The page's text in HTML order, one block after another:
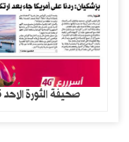
صحيفة الثورة الاحد 26 صفر 1448- 9 اغسطس 2026